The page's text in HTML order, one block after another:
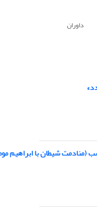
داوران
(منادمت شیطان با ابراهیم